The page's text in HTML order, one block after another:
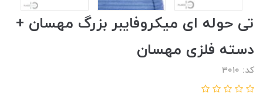
تی حوله ای میکروفایبر بزرگ مهسان +
دسته فلزی مهسان
کد: ۳۰۱0